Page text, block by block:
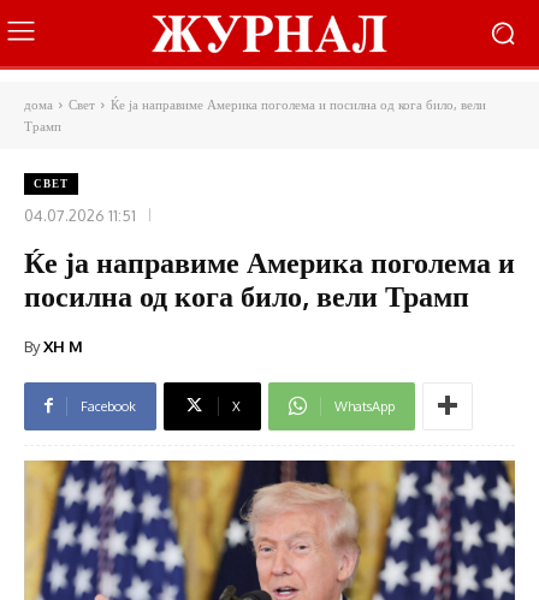
дома Свет
Ќе ја направиме Америка поголема и посилна од кога било, вели
Трамп
СВЕТ
04.07.2026 11:51
Ќе ја направиме Америка поголема и
посилна од кога било, вели Трамп
ByXH M
Facebook X WhatsApp